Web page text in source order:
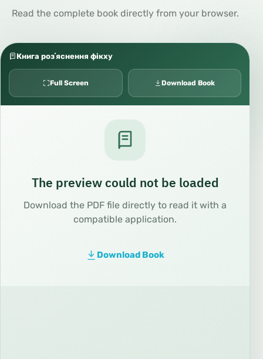
Read the complete book directly from your browser.
Книга розʼяснення фікху
Full Screen Download Book
The preview could not be loaded
Download the PDF file directly to read it with a
compatible application.
Download Book